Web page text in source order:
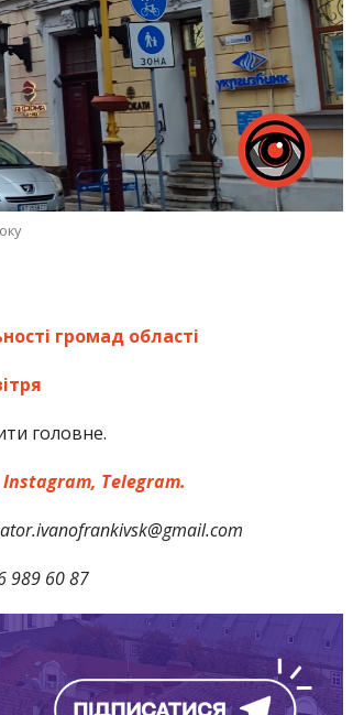
громад області
головне.
Instagram, Telegram.
989 60 87